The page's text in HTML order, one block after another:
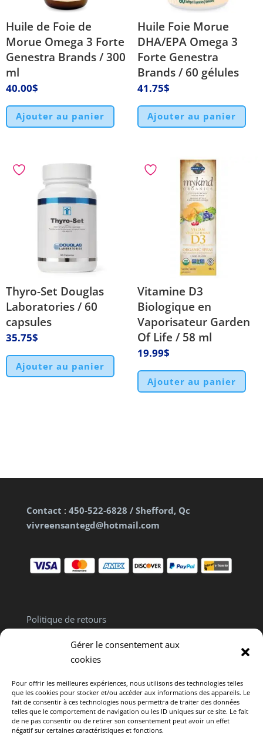
Gérer le consentement aux
cookies
Pour offrir les meilleures expériences, nous utilisons des technologies telles
que les cookies pour stocker et/ou accéder aux informations des appareils. Le
fait de consentir à ces technologies nous permettra de traiter des données
telles que le comportement de navigation ou les ID uniques sur ce site. Le fait
de ne pas consentir ou de retirer son consentement peut avoir un effet
négatif sur certaines caractéristiques et fonctions.
Huile de Foie de
Morue Omega 3 Forte
Genestra Brands / 300
ml
40.00$
Ajouter au panier
Huile Foie Morue
DHA/EPA Omega 3
Forte Genestra
Brands / 60 gélules
41.75$
Ajouter au panier
Thyro-Set Douglas
Laboratories / 60
capsules
35.75$
Ajouter au panier
Vitamine D3
Biologique en
Vaporisateur Garden
Of Life / 58 ml
19.99$
Ajouter au panier
Contact : 450-522-6828 / Shefford, Qc
vivreensantegd@hotmail.com
Politique de retours
Clause de non responsabilité
Politique de cookies (CA)